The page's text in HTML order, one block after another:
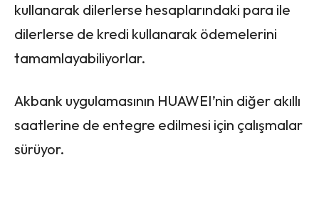
kullanarak dilerlerse hesaplarındaki para ile
dilerlerse de kredi kullanarak ödemelerini
tamamlayabiliyorlar.
Akbank uygulamasının HUAWEI’nin diğer akıllı
saatlerine de entegre edilmesi için çalışmalar
sürüyor.